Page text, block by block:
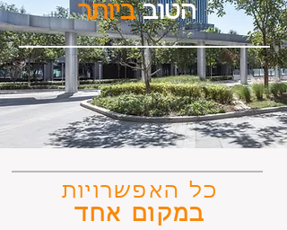
הטובביותר
כל האפשרויות
במקום אחד